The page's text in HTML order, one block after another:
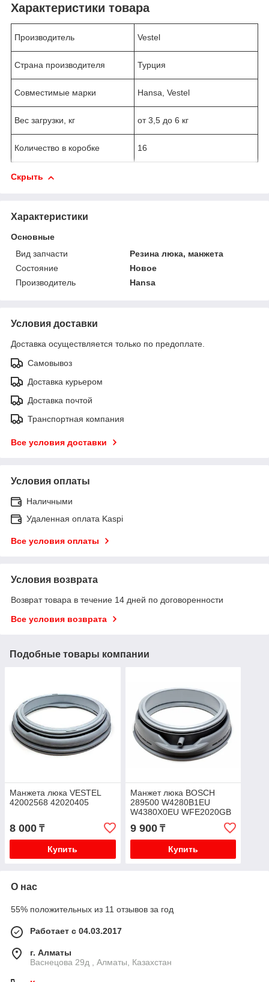
Характеристики товара
Производитель Vestel
Страна производителя Турция
Совместимые марки Hansa, Vestel
Вес загрузки, кг от 3,5 до 6 кг
Количество в коробке 16
Скрыть
Характеристики
Основные
Вид запчасти
Резина люка, манжета
Состояние
Новое
Производитель
Hansa
Условия доставки
Доставка осуществляется только по предоплате.
Самовывоз
Доставка курьером
Доставка почтой
Транспортная компания
Все условия доставки
Условия оплаты
Наличными
Удаленная оплата Kaspi
Все условия оплаты
Условия возврата
Возврат товара в течение 14 дней по договоренности
Все условия возврата
Подобные товары компании
Манжета люка VESTEL
42002568 42020405
8 000 ₸
Купить
Манжет люка BOSCH
289500 W4280B1EU
W4380X0EU WFE2020GB
9 900₸
Купить
О нас
55% положительных из 11 отзывов за год
Работает с 04.03.2017
г. Алматы
Васнецова 29д , Алматы, Казахстан